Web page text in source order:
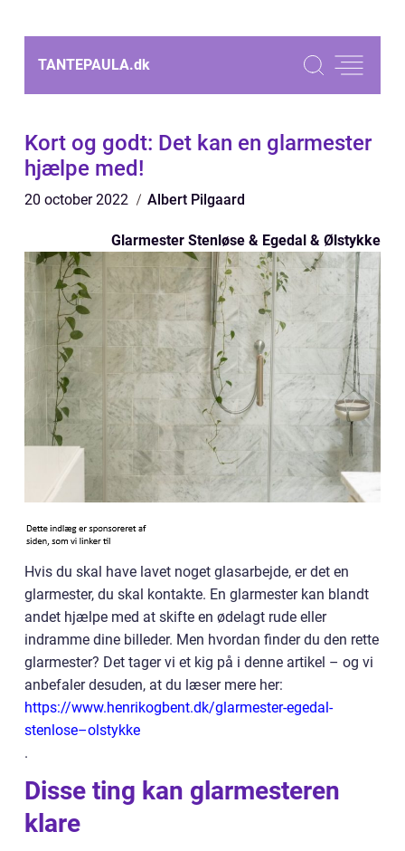
TANTEPAULA.dk
Kort og godt: Det kan en glarmester
hjælpe med!
20 october 2022 Albert Pilgaard
Glarmester Stenløse & Egedal & Ølstykke
Hvis du skal have lavet noget glasarbejde, er det en
glarmester, du skal kontakte. En glarmester kan blandt
andet hjælpe med at skifte en ødelagt rude eller
indramme dine billeder. Men hvordan finder du den rette
glarmester? Det tager vi et kig på i denne artikel – og vi
anbefaler desuden, at du læser mere her:
https://www.henrikogbent.dk/glarmester-egedal-
stenlose–olstykke
.
Disse ting kan glarmesteren
klare